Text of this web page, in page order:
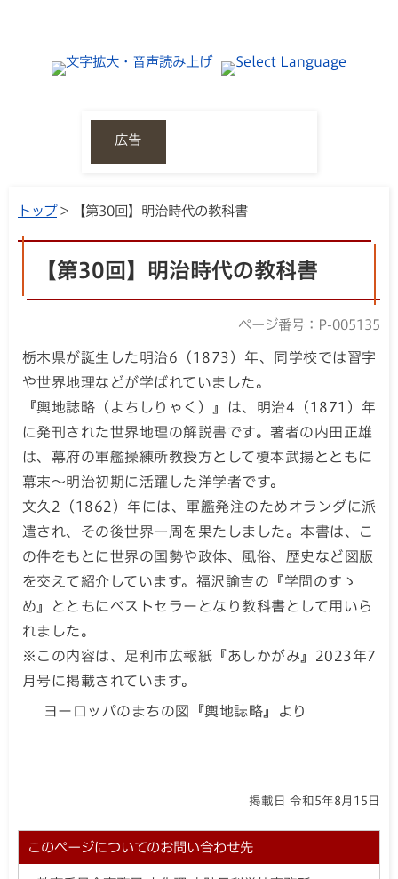
広告
トップ> 【第30回】明治時代の教科書
【第30回】明治時代の教科書
ページ番号：P-005135
栃木県が誕生した明治6（1873）年、同学校では習字
や世界地理などが学ばれていました。
『輿地誌略（よちしりゃく）』は、明治4（1871）年
に発刊された世界地理の解説書です。著者の内田正雄
は、幕府の軍艦操練所教授方として榎本武揚とともに
幕末～明治初期に活躍した洋学者です。
文久2（1862）年には、軍艦発注のためオランダに派
遣され、その後世界一周を果たしました。本書は、こ
の件をもとに世界の国勢や政体、風俗、歴史など図版
を交えて紹介しています。福沢諭吉の『学問のすゝ
め』とともにベストセラーとなり教科書として用いら
れました。
※この内容は、足利市広報紙『あしかがみ』2023年7
月号に掲載されています。
ヨーロッパのまちの図『輿地誌略』より
掲載日 令和5年8月15日
このページについてのお問い合わせ先